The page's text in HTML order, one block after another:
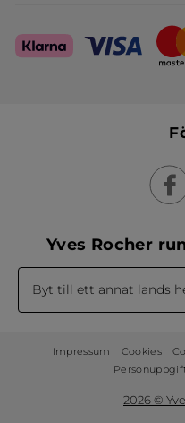
Yves Rocher
Byt till ett annat lands
Impressum Cookies
2026 ©